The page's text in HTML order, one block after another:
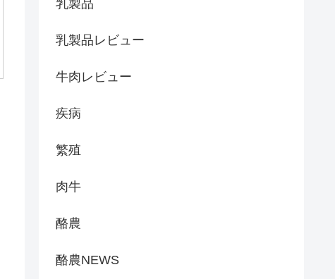
乳製品
乳製品レビュー
牛肉レビュー
疾病
繁殖
肉牛
酪農
酪農NEWS